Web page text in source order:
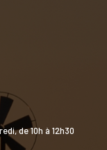
de 10h à 12h30